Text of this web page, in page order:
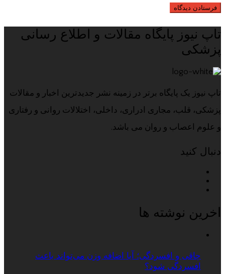
تاپ نیوز پایگاه مقالات و اطلاع رسانی
پزشکی
تاپ نیوز یک پایگاه برتر در زمینه نشر جدیدترین اخبار و مقالات
پزشکی، قلب، مجاری ادراری، داخلی، اختلالات روانی و رفتاری
و علوم اعصاب و روان می باشد.
دنبال کنید
اخرین نوشته ها
چاقی و افسردگی؛ آیا اضافه وزن می‌تواند باعث
افسردگی شود؟